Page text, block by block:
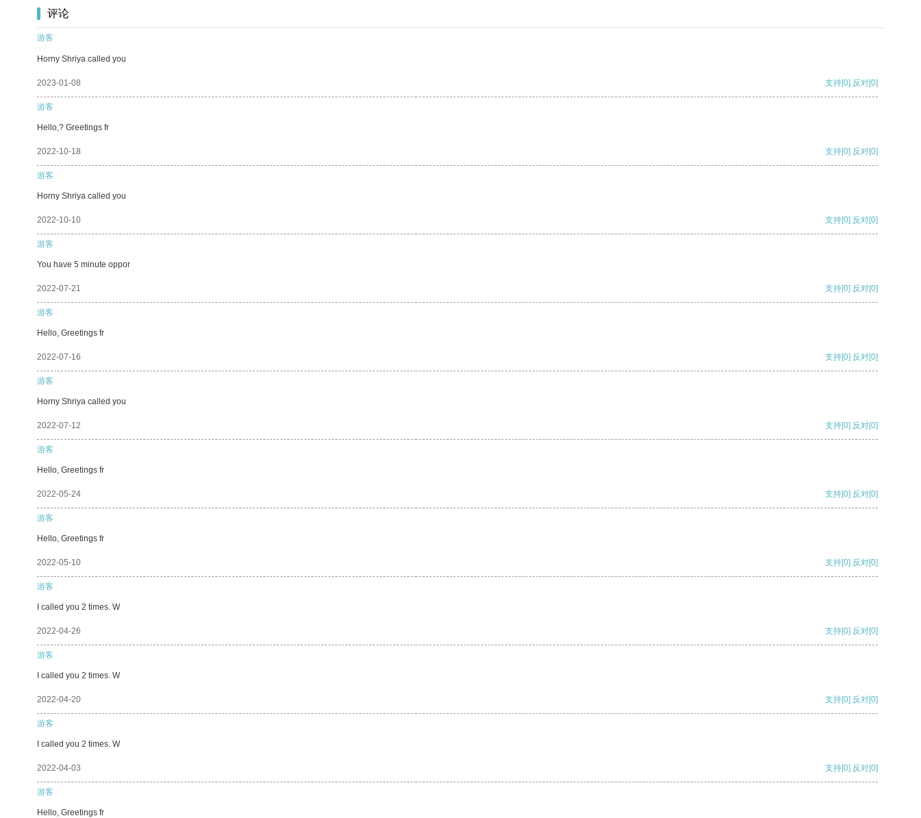
评论
游客
Horny Shriya called you
2023-01-08 支持[0] 反对[0]
游客
Hello,? Greetings fr
2022-10-18 支持[0] 反对[0]
游客
Horny Shriya called you
2022-10-10 支持[0] 反对[0]
游客
You have 5 minute oppor
2022-07-21 支持[0] 反对[0]
游客
Hello, Greetings fr
2022-07-16 支持[0] 反对[0]
游客
Horny Shriya called you
2022-07-12 支持[0] 反对[0]
游客
Hello, Greetings fr
2022-05-24 支持[0] 反对[0]
游客
Hello, Greetings fr
2022-05-10 支持[0] 反对[0]
游客
I called you 2 times. W
2022-04-26 支持[0] 反对[0]
游客
I called you 2 times. W
2022-04-20 支持[0] 反对[0]
游客
I called you 2 times. W
2022-04-03 支持[0] 反对[0]
游客
Hello, Greetings fr